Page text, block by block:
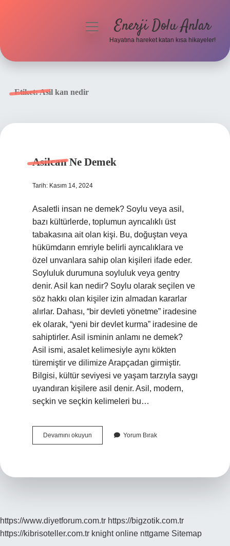
menüyüEnerji Dolu Anlar
Hayatına hareket katan kısa hikayeler!
Etiket:Asil kan nedir
Asilcan Ne Demek
Tarih: Kasım 14, 2024
Asaletli insan ne demek? Soylu veya asil,
bazı kültürlerde, toplumun ayrıcalıklı üst
tabakasına ait olan kişi. Bu, doğuştan veya
hükümdarın emriyle belirli ayrıcalıklara ve
özel unvanlara sahip olan kişileri ifade eder.
Soyluluk durumuna soyluluk veya gentry
denir. Asil kan nedir? Soylu olarak seçilen ve
söz hakkı olan kişiler izin almadan kararlar
alırlar. Dahası, “bir devleti yönetme” iradesine
ek olarak, “yeni bir devlet kurma” iradesine de
sahiptirler. Asil isminin anlamı ne demek?
Asil ismi, asalet kelimesiyle aynı kökten
türemiştir ve dilimize Arapçadan girmiştir.
Bilgisi, kültür seviyesi ve yaşam tarzıyla saygı
uyandıran kişilere asil denir. Asil, modern,
seçkin ve seçkin kelimeleri bu…
Devamını okuyun
Ne
Yorum Bırak
https://www.diyetforum.com.tr https://bigzotik.com.tr
https://kibrisoteller.com.tr knight online nttgame Sitemap